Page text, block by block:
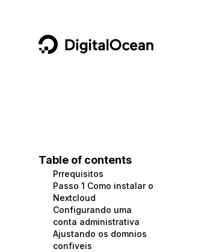
DigitalOcean
Containers and Images
Managed Databases
Management and Dev Tools
Networking
Data and IoT
Developer Tools
Gaming and Media
Hosting
Developer Tools
Get Involved
Utilities and Help
Table of contents
Prrequisitos
Passo 1 Como instalar o
Nextcloud
Configurando uma
conta administrativa
Ajustando os domnios
confiveis